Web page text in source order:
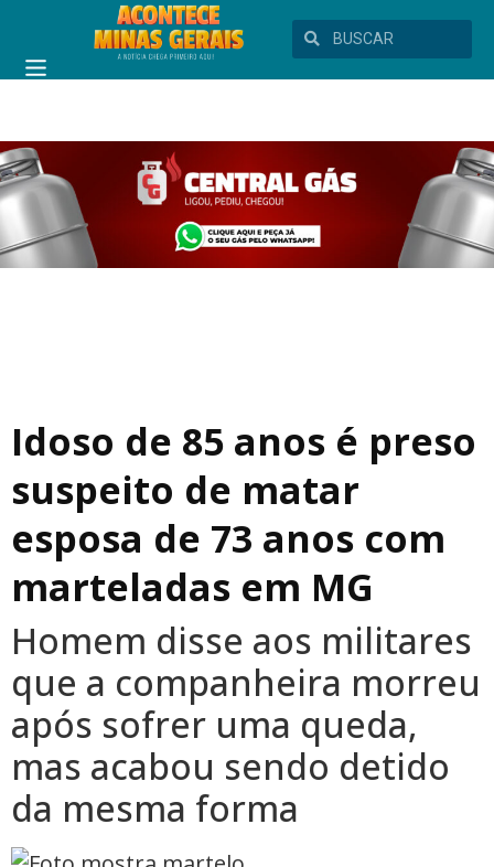
Idoso de 85 anos é preso
suspeito de matar
esposa de 73 anos com
marteladas em MG
Homem disse aos militares
que a companheira morreu
após sofrer uma queda,
mas acabou sendo detido
da mesma forma